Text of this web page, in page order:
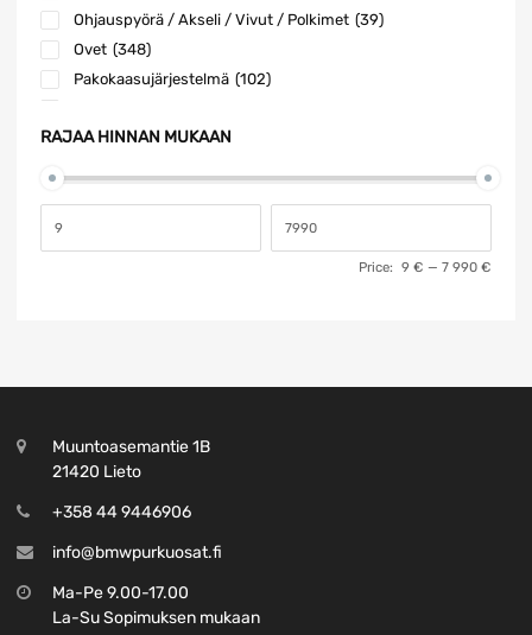
Ohjauspyörä / Akseli / Vivut / Polkimet (39)
Ovet (348)
Pakokaasujärjestelmä (102)
Pesin / Pyyhin (6)
Vaihdelaatikko / Vetoakseli / Kardaaniakseli (226)
RAJAA HINNAN MUKAAN
Price: 9 € — 7 990 €
Muuntoasemantie 1B
21420 Lieto
+358 44 9446906
info@bmwpurkuosat.fi
Ma-Pe 9.00-17.00
La-Su Sopimuksen mukaan